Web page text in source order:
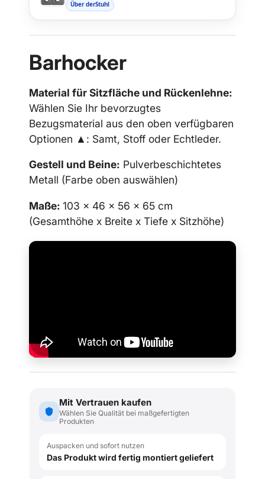
Über derStuhl
Barhocker
Material für Sitzfläche und Rückenlehne:
Wählen Sie Ihr bevorzugtes
Bezugsmaterial aus den oben verfügbaren
Optionen ▲: Samt, Stoff oder Echtleder.
Gestell und Beine: Pulverbeschichtetes
Metall (Farbe oben auswählen)
Maße: 103 x 46 x 56 x 65 cm
(Gesamthöhe x Breite x Tiefe x Sitzhöhe)
Mit Vertrauen kaufen
Wählen Sie Qualität bei maßgefertigten
Produkten
Auspacken und sofort nutzen
Das Produkt wird fertig montiert geliefert